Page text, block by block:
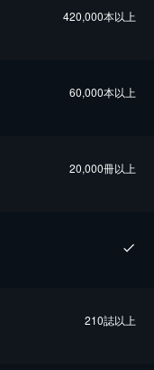
420,000本以上
60,000本以上
20,000冊以上
210誌以上